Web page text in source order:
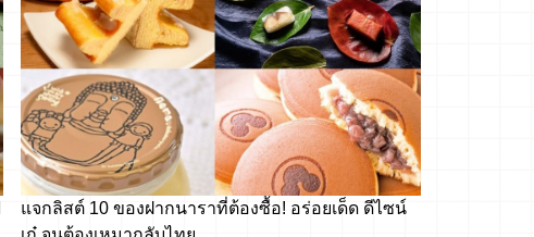
แจกลิสต์ 10 ของฝากนาราที่ต้องซื้อ! อร่อยเด็ด ดีไซน์